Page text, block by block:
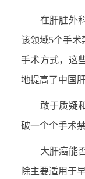
在肝脏外科
该领域5个手术
手术方式，这
地提高了中国
敢于质疑和
破一个个手术禁
大肝癌能否
除主要适用于